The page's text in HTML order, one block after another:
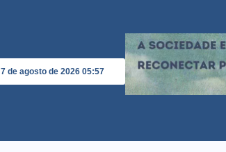
7 de agosto de 2026 05:57